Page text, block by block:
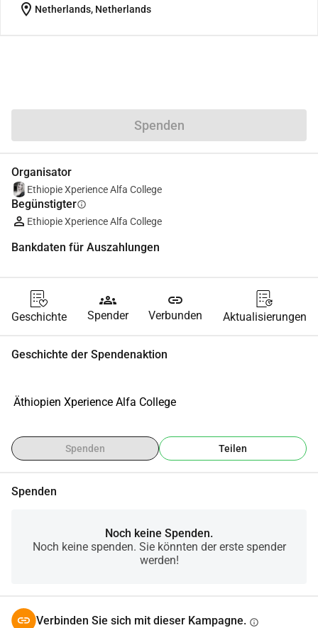
location_on Netherlands, Netherlands
Spenden
Organisator
Ethiopie Xperience Alfa College
Begünstigterinfo
Ethiopie Xperience Alfa College
Bankdaten für Auszahlungen
Geschichte
groups
Spender
link
Verbunden Aktualisierungen
Geschichte der Spendenaktion
Äthiopien Xperience Alfa College
Spenden Teilen
Spenden
Noch keine Spenden.
Noch keine spenden. Sie könnten der erste spender
werden!
Verbinden Sie sich mit dieser Kampagne. info